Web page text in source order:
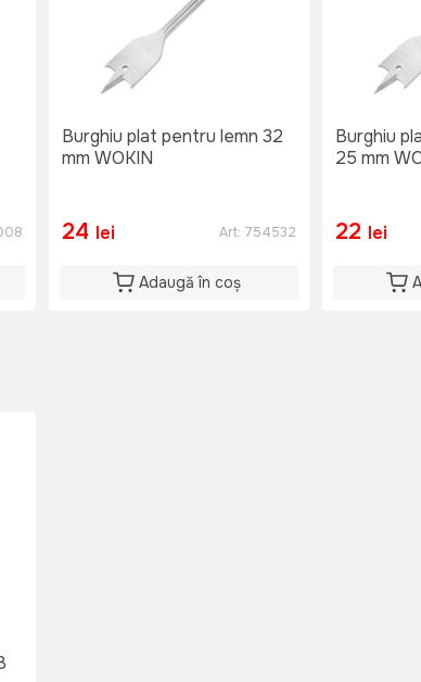
Burghiu plat pentru lemn 32
mm WOKIN
24 lei Art: 754532
Adaugă în coș
Burghiu
25 mm
22 lei